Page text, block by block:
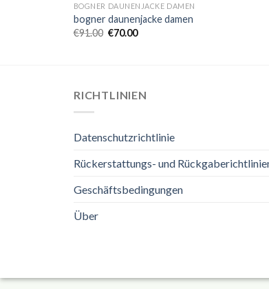
BOGNER DAUNENJACKE DAMEN
bogner daunenjacke damen
€91.00 €70.00
RICHTLINIEN
Datenschutzrichtlinie
Rückerstattungs- und
Geschäftsbedingungen
Über